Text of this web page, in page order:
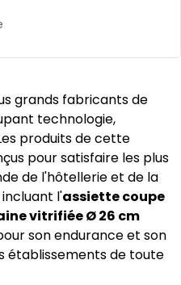
grands fabricants de
technologie,
produits de cette
pour satisfaire les plus
de l'hôtellerie et de la
l'assiette coupe
vitrifiée Ø 26 cm
son endurance et son
établissements de toute